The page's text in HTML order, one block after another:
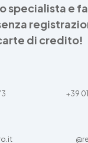
specialista e
di credito!
+39